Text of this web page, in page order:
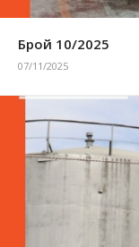
Брой 10/2025
07/11/2025